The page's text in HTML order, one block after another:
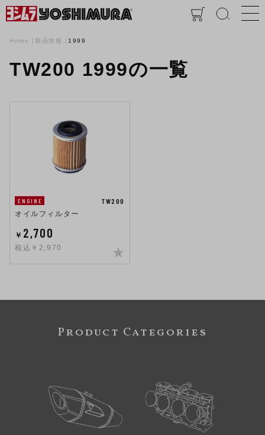
Home 製品情報 1999
TW200 1999の一覧
ENGINE
TW200
オイルフィルター
￥ 2,700
税込￥2,970
Product Categories